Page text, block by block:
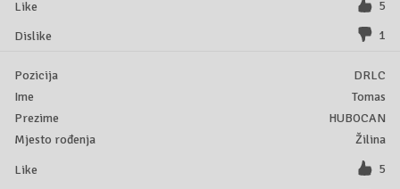
5
1
DRLC
Tomas
HUBOCAN
Žilina
5